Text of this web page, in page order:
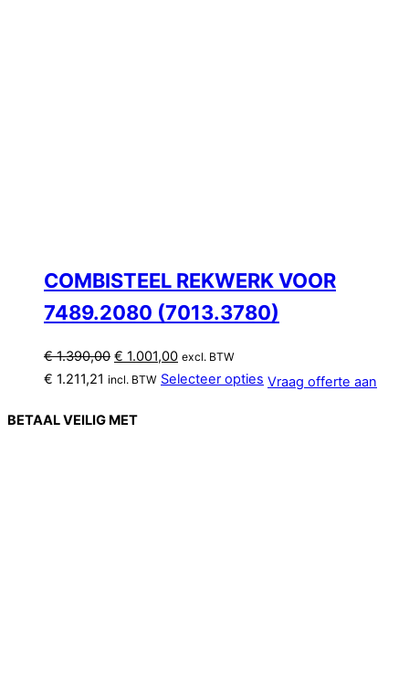
COMBISTEEL REKWERK VOOR
7489.2080 (7013.3780)
€1.390,00 Oorspronkelijke
prijs
€ 1.390,00.
€ 1.001,00Huidige
prijs
excl. BTW
€ 1.211,21 incl. BTW Selecteer opties Vraag offerte aan
BETAAL VEILIG MET